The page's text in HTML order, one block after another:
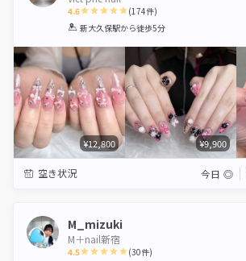
4.6
1 2 3 4 5
(174件)
新大久保駅から徒歩5分
¥12,800 ¥9,900
空き状況 今日 ◎
M_mizuki
M＋nail新宿
4.5 (30件)